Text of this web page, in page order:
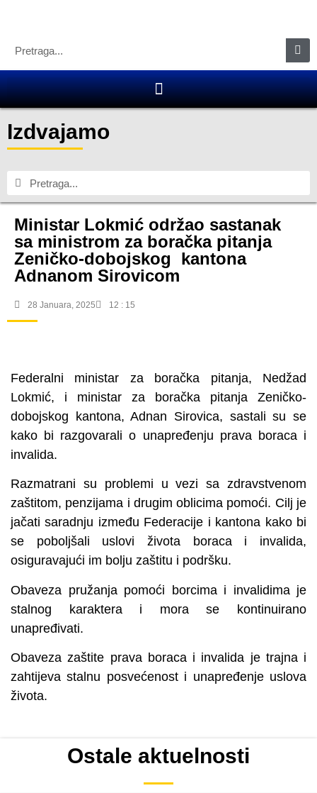
Izdvajamo
Ministar Lokmić održao sastanak
sa ministrom za boračka pitanja
Zeničko-dobojskog kantona
Adnanom Sirovicom
28 Januara, 2025 12 : 15
Federalni ministar za boračka pitanja, Nedžad
Lokmić, i ministar za boračka pitanja Zeničko-
dobojskog kantona, Adnan Sirovica, sastali su se
kako bi razgovarali o unapređenju prava boraca i
invalida.
Razmatrani su problemi u vezi sa zdravstvenom
zaštitom, penzijama i drugim oblicima pomoći. Cilj je
jačati saradnju između Federacije i kantona kako bi
se poboljšali uslovi života boraca i invalida,
osiguravajući im bolju zaštitu i podršku.
Obaveza pružanja pomoći borcima i invalidima je
stalnog karaktera i mora se kontinuirano
unapređivati.
Obaveza zaštite prava boraca i invalida je trajna i
zahtijeva stalnu posvećenost i unapređenje uslova
života.
Ostale aktuelnosti